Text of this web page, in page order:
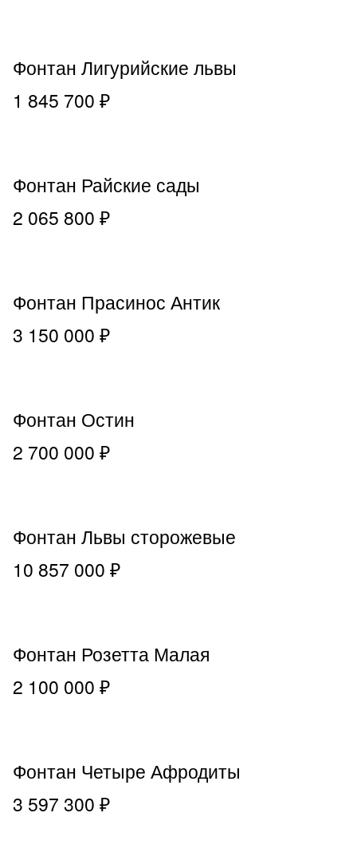
Фонтан Лигурийские львы
1 845 700 ₽
Фонтан Райские сады
2 065 800 ₽
Фонтан Прасинос Антик
3 150 000 ₽
Фонтан Остин
2 700 000 ₽
Фонтан Львы сторожевые
10 857 000 ₽
Фонтан Розетта Малая
2 100 000 ₽
Фонтан Четыре Афродиты
3 597 300 ₽